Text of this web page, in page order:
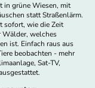
in grüne Wiesen, mit
statt Straßenlärm.
sofort, wie die Zeit
Wälder, welches
ist. Einfach raus aus
beobachten - mehr
Sat-TV,